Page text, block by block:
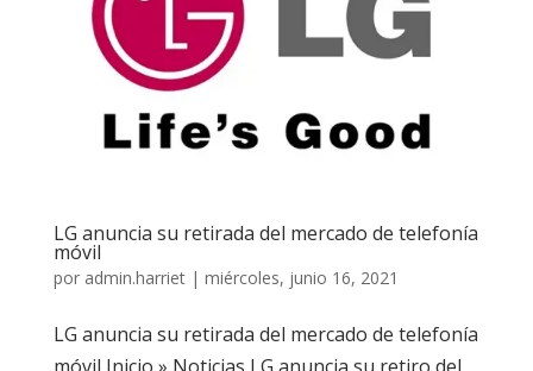
LG anuncia su retirada del mercado de telefonía
móvil
por admin.harriet| miércoles, junio 16, 2021
LG anuncia su retirada del mercado de telefonía